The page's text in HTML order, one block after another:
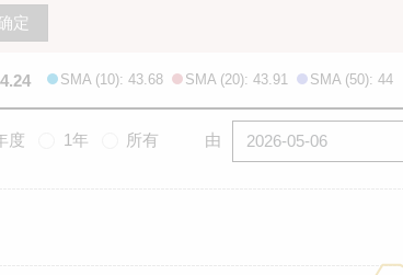
定
SMA (10): 43.68 SMA (20): 43.91 SMA (50): 44
度 1年 所有 由